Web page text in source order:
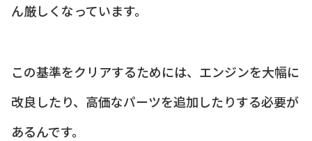
ん厳しくなっています。
この基準をクリアするためには、エンジンを大幅に
改良したり、高価なパーツを追加したりする必要が
あるんです。